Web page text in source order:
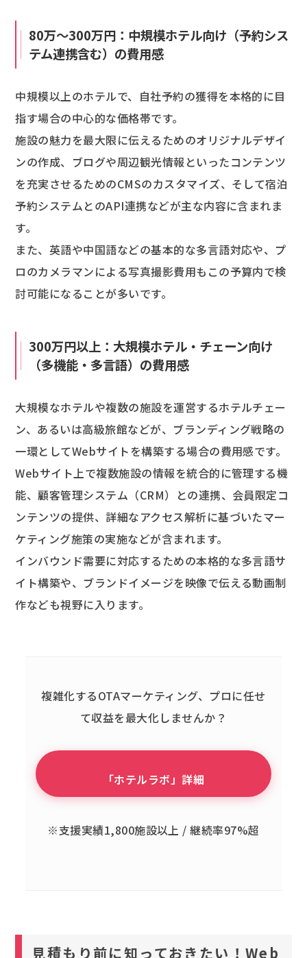
80万～300万円：中規模ホテル向け（予約シス
テム連携含む）の費用感
中規模以上のホテルで、自社予約の獲得を本格的に目
指す場合の中心的な価格帯です。
施設の魅力を最大限に伝えるためのオリジナルデザイ
ンの作成、ブログや周辺観光情報といったコンテンツ
を充実させるためのCMSのカスタマイズ、そして宿泊
予約システムとのAPI連携などが主な内容に含まれま
す。
また、英語や中国語などの基本的な多言語対応や、プ
ロのカメラマンによる写真撮影費用もこの予算内で検
討可能になることが多いです。
300万円以上：大規模ホテル・チェーン向け
（多機能・多言語）の費用感
大規模なホテルや複数の施設を運営するホテルチェー
ン、あるいは高級旅館などが、ブランディング戦略の
一環としてWebサイトを構築する場合の費用感です。
Webサイト上で複数施設の情報を統合的に管理する機
能、顧客管理システム（CRM）との連携、会員限定コ
ンテンツの提供、詳細なアクセス解析に基づいたマー
ケティング施策の実施などが含まれます。
インバウンド需要に対応するための本格的な多言語サ
イト構築や、ブランドイメージを映像で伝える動画制
作なども視野に入ります。
複雑化するOTAマーケティング、 プロに任せ
て収益を最大化しませんか？
「ホテルラボ」詳細
※支援実績1,800施設以上 / 継続率97%超
見積もり前に知っておきたい！Web